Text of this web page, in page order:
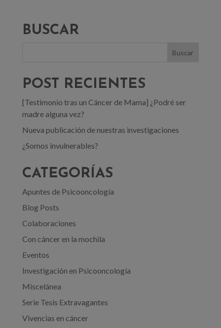
BUSCAR
POST RECIENTES
[Testimonio tras un Cáncer de Mama] ¿Podré ser
madre alguna vez?
Nueva publicación de nuestras investigaciones
¿Somos invulnerables?
CATEGORÍAS
Apuntes de Psicooncología
Blog Posts
Colaboraciones
Con cáncer en la mochila
Eventos
Investigación en Psicooncología
Miscelánea
Serie Tesis Extravagantes
Vivencias en cáncer